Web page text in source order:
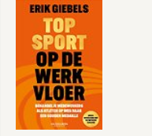
Noten 243
Over de auteurs 259